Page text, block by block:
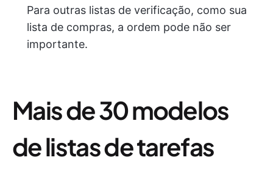
Para outras listas de verificação, como sua
lista de compras, a ordem pode não ser
importante.
Mais de 30 modelos
de listas de tarefas